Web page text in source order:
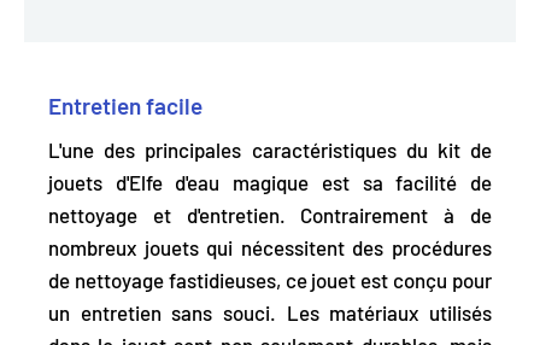
Entretien facile
L'une des principales caractéristiques du kit de
jouets d'Elfe d'eau magique est sa facilité de
nettoyage et d'entretien.
Contrairement à de
nombreux jouets qui nécessitent des procédures
de nettoyage fastidieuses, ce jouet est conçu pour
un entretien sans souci. Les matériaux utilisés